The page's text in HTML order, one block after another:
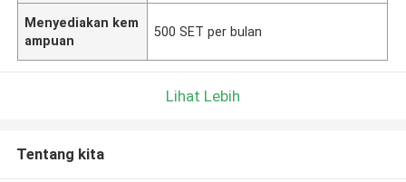
Menyediakan kem
ampuan
500 SET per bulan
Lihat Lebih
Tentang kita